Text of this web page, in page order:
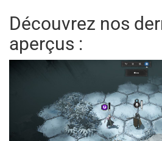
Découvrez nos
aperçus :